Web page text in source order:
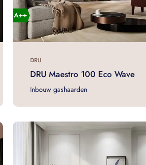
DRU
DRU Maestro 100 Eco Wave
Inbouw gashaarden